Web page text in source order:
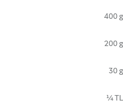
400 g
200 g
30 g
¼ TL